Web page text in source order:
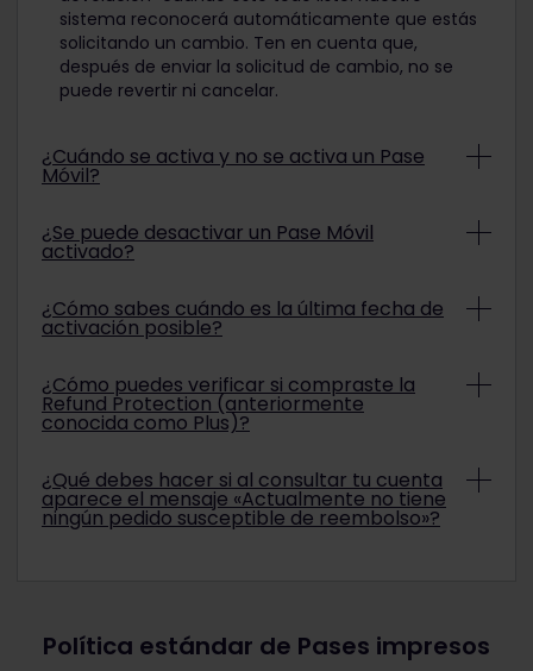
sistema reconocerá automáticamente que estás
solicitando un cambio. Ten en cuenta que,
después de enviar la solicitud de cambio, no se
puede revertir ni cancelar.
¿Cuándo se activa y no se activa un Pase
Móvil?
primer y el último día del periodo de validez. El
período de validez se define si la fecha de inicio y
validez» en la sección Mi Pase de la aplicación Rail
Planner.
Tu Pase móvil no está activado cuando no se ha
activado.
¿Se puede desactivar un Pase Móvil
activado?
momento antes de que comience la fecha de
inicio que elegiste. Ve a Mi Pase, haz clic en los
en «Desactivar Pase».
Si ha comenzado el período de validez, tu Pase
¿Cómo sabes cuándo es la última fecha de
activación posible?
activación posible:
En la opción «Activar antes de la fecha» en el
enviado después de la compra del Pase móvil;
o
En la sección «Activar este Pase» en la sección
¿Cómo puedes verificar si compraste la
Refund Protection (anteriormente
conocida como Plus)?
el PDF «Confirmación de pago» adjunto al correo
electrónico de confirmación del pedido.
¿Qué debes hacer si al consultar tu cuenta
aparece el mensaje «Actualmente no tiene
ningún pedido susceptible de reembolso»?
Política estándar de Pases impresos